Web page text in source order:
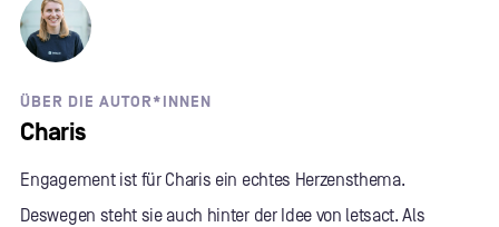
ÜBER DIE AUTOR*INNEN
Charis
Engagement ist für Charis ein echtes Herzensthema.
Deswegen steht sie auch hinter der Idee von letsact. Als